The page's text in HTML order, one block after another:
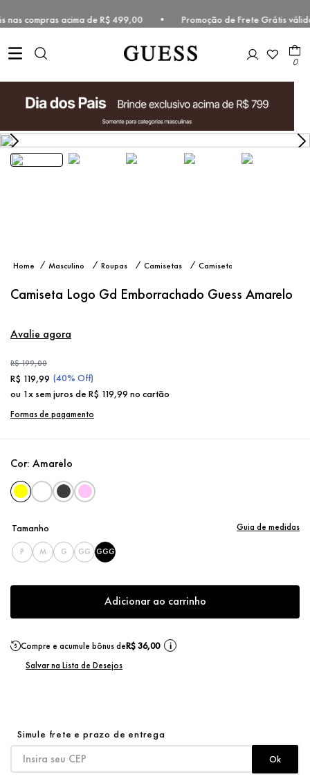
nas compras acima de R$ 499,00 • Promoção de Frete
0
Masculino Roupas Camisetas
Camiseta
Guess
Amarelo
Camiseta Logo Gd Emborrachado Guess Amarelo
Avalie agora
R$199,00
R$ 119,99 (40% Off)
ou 1x sem juros de R$ 119,99 no cartão
Formas de pagamento
Cor: Amarelo
Tamanho
P M G GG GGG
Guia de medidas
Adicionar ao carrinho
Compre e acumule bônus deR$ 36,00 i